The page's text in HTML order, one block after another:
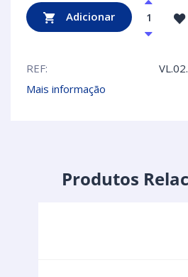
Adicionar
REF:
Mais informação
Produtos